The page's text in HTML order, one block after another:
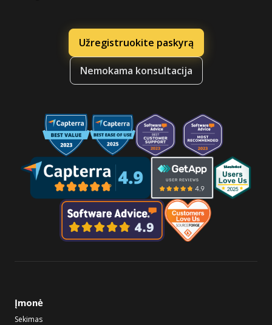
Užregistruokite paskyrą
Nemokama konsultacija
Įmonė
Sekimas